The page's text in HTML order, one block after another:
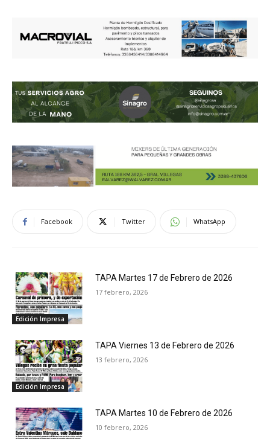
Facebook Twitter WhatsApp
Edición Impresa
TAPA Martes 17 de Febrero de 2026
17 febrero, 2026
Edición Impresa
TAPA Viernes 13 de Febrero de 2026
13 febrero, 2026
TAPA Martes 10 de Febrero de 2026
10 febrero, 2026